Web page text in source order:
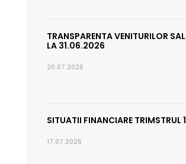
TRANSPARENTA VENITURILOR
LA 31.06.2026
20.07.2026
SITUATII FINANCIARE TRIMSTRUL
17.07.2026